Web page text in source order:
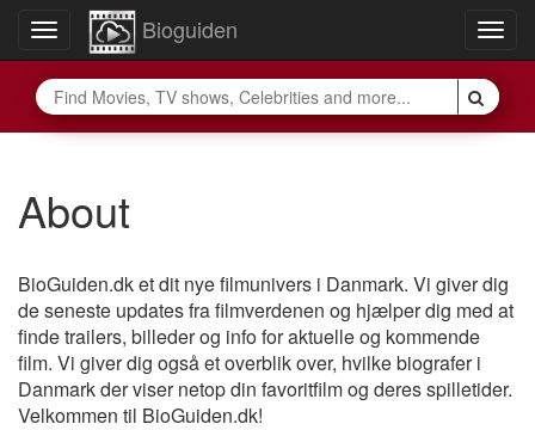
Toggle
navigation
Bioguiden
About
BioGuiden.dk et dit nye filmunivers i Danmark. Vi giver dig
de seneste updates fra filmverdenen og hjælper dig med at
finde trailers, billeder og info for aktuelle og kommende
film. Vi giver dig også et overblik over, hvilke biografer i
Danmark der viser netop din favoritfilm og deres spilletider.
Velkommen til BioGuiden.dk!